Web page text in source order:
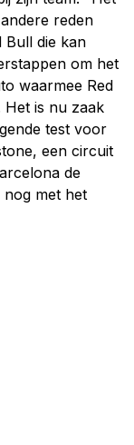
reden
Bull die kan
om het
waarmee Red
Het is nu zaak
test voor
een circuit
de
nog met het